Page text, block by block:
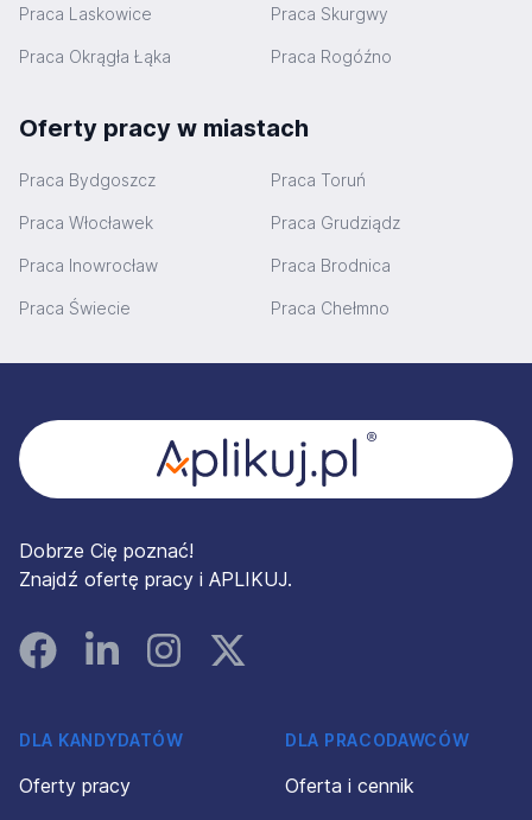
Praca Laskowice Praca Skurgwy
Praca Okrągła Łąka Praca Rogóźno
Oferty pracy w miastach
Praca Bydgoszcz Praca Toruń
Praca Włocławek Praca Grudziądz
Praca Inowrocław Praca Brodnica
Praca Świecie Praca Chełmno
Dobrze Cię poznać!
Znajdź ofertę pracy i APLIKUJ.
FacebookLinked InInstagramInstagram
DLA KANDYDATÓW
Oferty pracy
DLA PRACODAWCÓW
Oferta i cennik